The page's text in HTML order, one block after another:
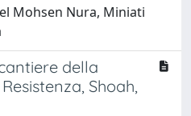
Mohsen Nura, Miniati
della
Shoah,